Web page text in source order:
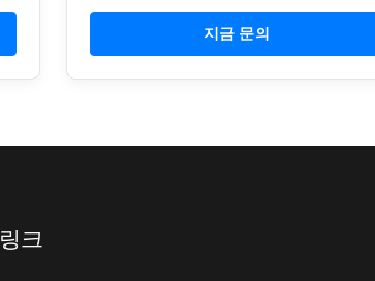
Chinese ...
지금 문의
크